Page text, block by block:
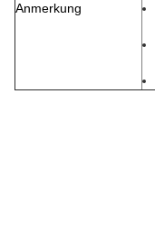
Anmerkung